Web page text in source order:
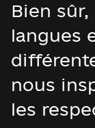
Bien
langues
nous
les